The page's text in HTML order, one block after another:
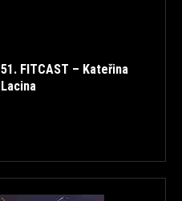
51. FITCAST – Kateřina
Lacina